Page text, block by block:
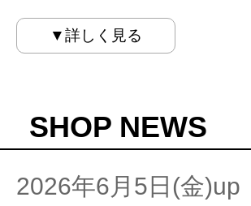
▼詳しく見る
SHOP NEWS
2026年6月5日(金)up